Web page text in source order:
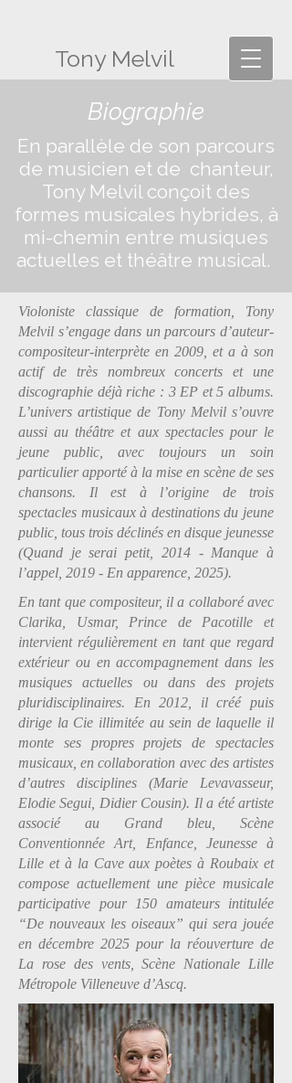
Tony Melvil
Biographie
En parallèle de son parcours
de musicien et de chanteur,
Tony Melvil conçoit des
formes musicales hybrides, à
mi-chemin entre musiques
actuelles et théâtre musical.
Violoniste classique de formation, Tony
Melvil s’engage dans un parcours d’auteur-
compositeur-interprète en 2009, et a à son
actif de très nombreux concerts et une
discographie déjà riche : 3 EP et 5 albums.
L’univers artistique de Tony Melvil s’ouvre
aussi au théâtre et aux spectacles pour le
jeune public, avec toujours un soin
particulier apporté à la mise en scène de ses
chansons. Il est à l’origine de trois
spectacles musicaux à destinations du jeune
public, tous trois déclinés en disque jeunesse
(Quand je serai petit, 2014 - Manque à
l’appel, 2019 - En apparence, 2025).
En tant que compositeur, il a collaboré avec
Clarika, Usmar, Prince de Pacotille et
intervient régulièrement en tant que regard
extérieur ou en accompagnement dans les
musiques actuelles ou dans des projets
pluridisciplinaires. En 2012, il créé puis
dirige la Cie illimitée au sein de laquelle il
monte ses propres projets de spectacles
musicaux, en collaboration avec des artistes
d’autres disciplines (Marie Levavasseur,
Elodie Segui, Didier Cousin). Il a été artiste
associé au Grand bleu, Scène
Conventionnée Art, Enfance, Jeunesse à
Lille et à la Cave aux poètes à Roubaix et
compose actuellement une pièce musicale
participative pour 150 amateurs intitulée
“De nouveaux les oiseaux” qui sera jouée
en décembre 2025 pour la réouverture de
La rose des vents, Scène Nationale Lille
Métropole Villeneuve d’Ascq.